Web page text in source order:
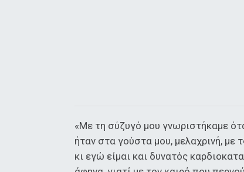
«Με τη σύζυγό μου γνωριστήκαμε
ήταν στα γούστα μου, μελαχρινή, με
κι εγώ είμαι και δυνατός